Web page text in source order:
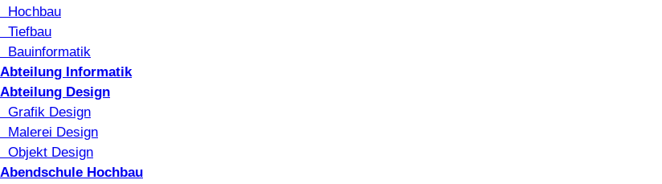
Hochbau
Tiefbau
Bauinformatik
Abteilung Informatik
Abteilung Design
Grafik Design
Malerei Design
Objekt Design
Abendschule Hochbau